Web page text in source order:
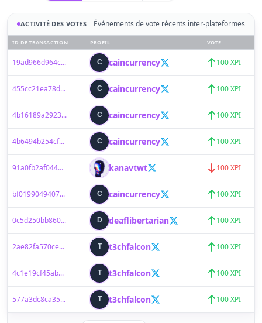
ACTIVITÉ DES VOTES Événements de vote récents inter-plateformes
ID DE TRANSACTION PROFIL VOTE
19ad966d964c... C caincurrency 100 XPI
455cc21ea78d... C caincurrency 100 XPI
4b16189a2923... C caincurrency 100 XPI
4b6494b254cf... C caincurrency 100 XPI
91a0fb2af044... K kanavtwt 100 XPI
bf0199049407... C caincurrency 100 XPI
0c5d250bb860... D deaflibertarian 100 XPI
2ae82fa570ce... T t3chfalcon 100 XPI
4c1e19cf45ab... T t3chfalcon 100 XPI
577a3dc8ca35... T t3chfalcon 100 XPI